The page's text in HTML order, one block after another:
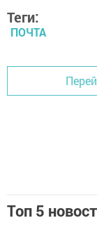
Теги:
ПОЧТА
Топ 5